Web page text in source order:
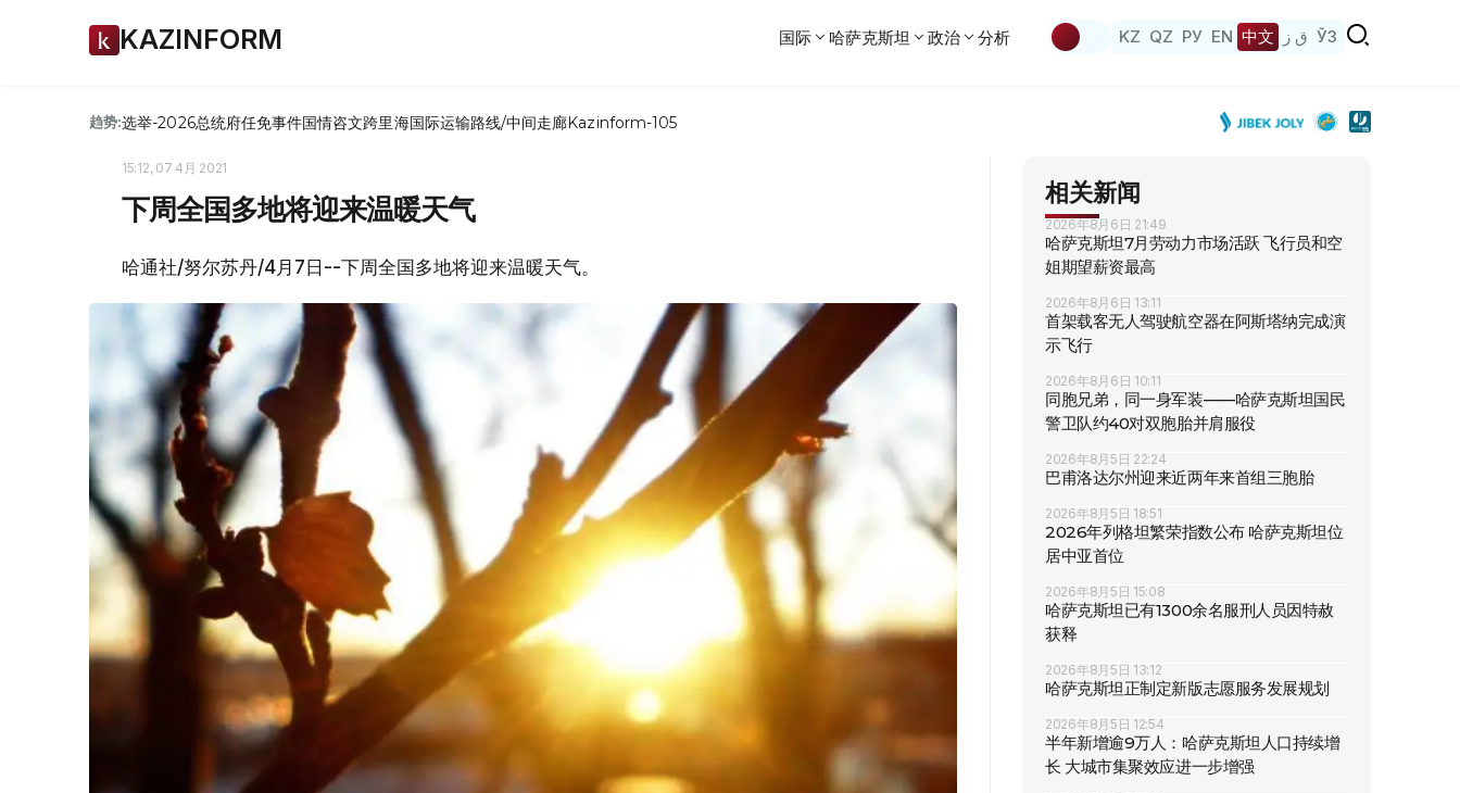
KAZINFORM 国际 哈萨克斯坦 政治 分析 KZ QZ РУ EN 中文 ق ز ЎЗ
趋势:选举-2026总统府任免事件国情咨文跨里海国际运输路线/中间走廊Kazinform-105
15:12, 07 4月 2021
下周全国多地将迎来温暖天气
哈通社/努尔苏丹/4月7日--下周全国多地将迎来温暖天气。
相关新闻
2026年8月6日 21:49
哈萨克斯坦7月劳动力市场活跃 飞行员和空
姐期望薪资最高
2026年8月6日 13:11
首架载客无人驾驶航空器在阿斯塔纳完成演
示飞行
2026年8月6日 10:11
同胞兄弟，同一身军装——哈萨克斯坦国民
警卫队约40对双胞胎并肩服役
2026年8月5日 22:24
巴甫洛达尔州迎来近两年来首组三胞胎
2026年8月5日 18:51
2026年列格坦繁荣指数公布 哈萨克斯坦位
居中亚首位
2026年8月5日 15:08
哈萨克斯坦已有1300余名服刑人员因特赦
获释
2026年8月5日 13:12
哈萨克斯坦正制定新版志愿服务发展规划
2026年8月5日 12:54
半年新增逾9万人：哈萨克斯坦人口持续增
长 大城市集聚效应进一步增强